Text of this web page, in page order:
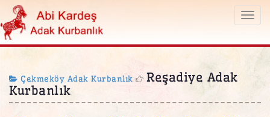
Çekmeköy Adak Kurbanlık
Reşadiye Adak
Kurbanlık